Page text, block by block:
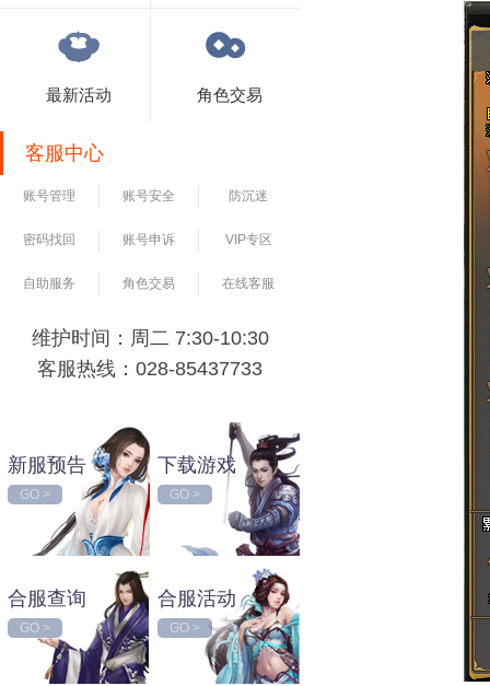
最新活动 角色交易
客服中心
账号管理 账号安全 防沉迷
密码找回 账号申诉 VIP专区
自助服务 角色交易 在线客服
维护时间：周二 7:30-10:30
客服热线：028-85437733
新服预告
GO >
下载游戏
GO >
合服查询
GO >
合服活动
GO >